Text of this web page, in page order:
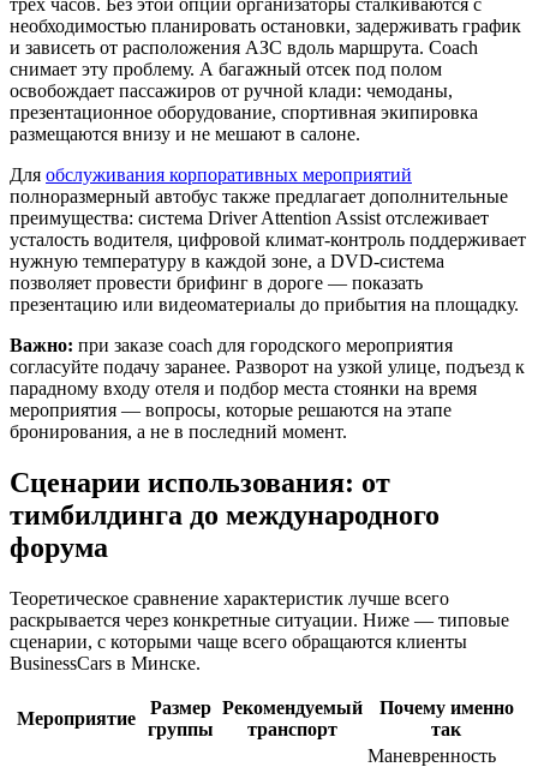
трёх часов. Без этой опции организаторы сталкиваются с
необходимостью планировать остановки, задерживать график
и зависеть от расположения АЗС вдоль маршрута. Coach
снимает эту проблему. А багажный отсек под полом
освобождает пассажиров от ручной клади: чемоданы,
презентационное оборудование, спортивная экипировка
размещаются внизу и не мешают в салоне.
Для обслуживания корпоративных мероприятий
полноразмерный автобус также предлагает дополнительные
преимущества: система Driver Attention Assist отслеживает
усталость водителя, цифровой климат-контроль поддерживает
нужную температуру в каждой зоне, а DVD-система
позволяет провести брифинг в дороге — показать
презентацию или видеоматериалы до прибытия на площадку.
Важно: при заказе coach для городского мероприятия
согласуйте подачу заранее. Разворот на узкой улице, подъезд к
парадному входу отеля и подбор места стоянки на время
мероприятия — вопросы, которые решаются на этапе
бронирования, а не в последний момент.
Сценарии использования: от
тимбилдинга до международного
форума
Теоретическое сравнение характеристик лучше всего
раскрывается через конкретные ситуации. Ниже — типовые
сценарии, с которыми чаще всего обращаются клиенты
BusinessCars в Минске.
Мероприятие
Размер
группы
Рекомендуемый
транспорт
Почему именно
так
Маневренность